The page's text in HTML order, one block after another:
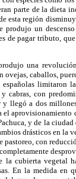
parte de la dieta
esta región
un
de pagar tributo,
una
caballos,
limitaron
cabras, con
y llegó a dos
y de la
drásticos en la
con
cubierta vegetal
En la medida